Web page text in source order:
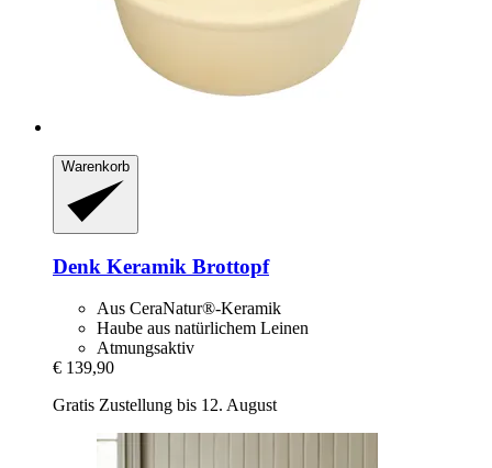
Warenkorb
Denk Keramik Brottopf
Aus CeraNatur®-Keramik
Haube aus natürlichem Leinen
Atmungsaktiv
€ 139,90
Gratis Zustellung bis 12. August